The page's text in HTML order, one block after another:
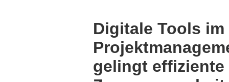
Termin
Kontakt
Digitale Tools im
gelingt effiziente